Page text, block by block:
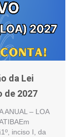
da Lei
de 2027
ANUAL – LOA
inciso I, da